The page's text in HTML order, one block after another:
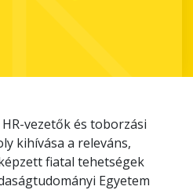
vezetők és toborzási
kihívása a releváns,
fiatal tehetségek
Egyetem